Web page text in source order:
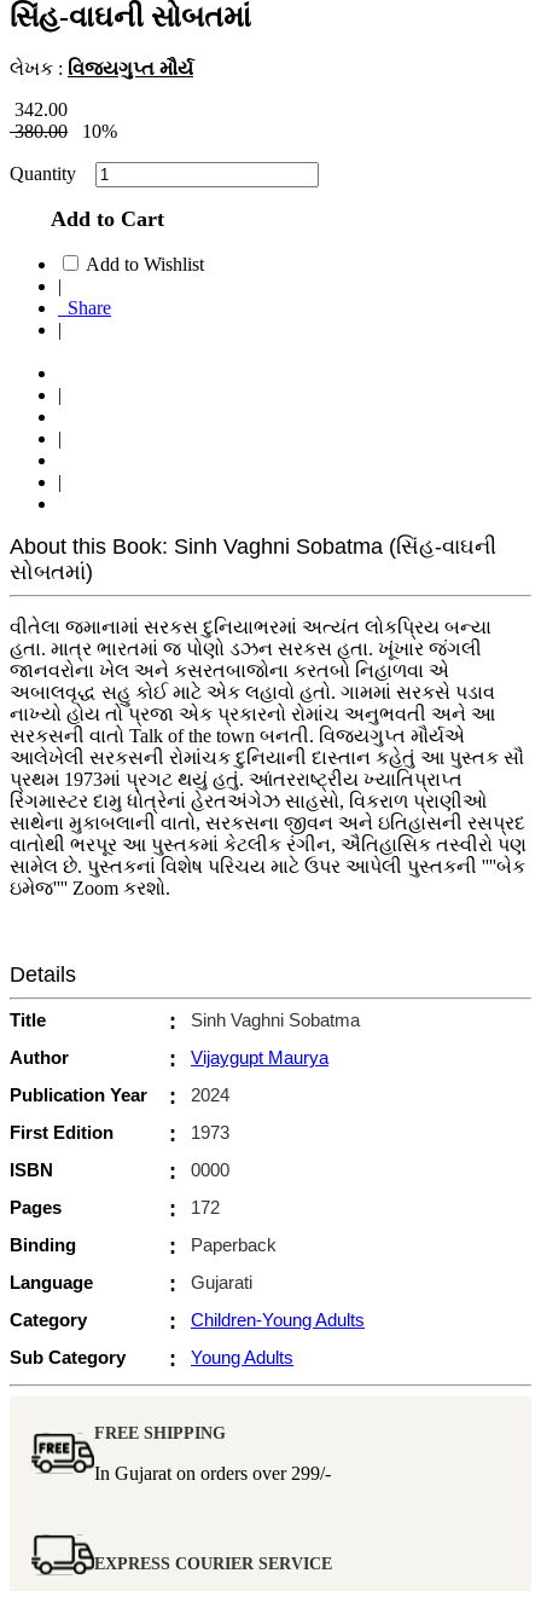
સિંહ-વાઘની સોબતમાં
લેખક : વિજયગુપ્ત મૌર્ય
342.00
380.00
10%
Quantity
Add to Cart
Add to Wishlist
|
Share
|
|
|
|
About this Book: Sinh Vaghni Sobatma (સિંહ-વાઘની
સોબતમાં)
વીતેલા જમાનામાં સરકસ દુનિયાભરમાં અત્યંત લોકપ્રિય બન્યા
હતા. માત્ર ભારતમાં જ પોણો ડઝન સરકસ હતા. ખૂંખાર જંગલી
જાનવરોના ખેલ અને કસરતબાજોના કરતબો નિહાળવા એ
અબાલવૃદ્ધ સહુ કોઈ માટે એક લહાવો હતો. ગામમાં સરકસે પડાવ
નાખ્યો હોય તો પ્રજા એક પ્રકારનો રોમાંચ અનુભવતી અને આ
સરકસની વાતો Talk of the town બનતી. વિજયગુપ્ત મૌર્યએ
આલેખેલી સરકસની રોમાંચક દુનિયાની દાસ્તાન કહેતું આ પુસ્તક સૌ
પ્રથમ 1973માં પ્રગટ થયું હતું. આંતરરાષ્ટ્રીય ખ્યાતિપ્રાપ્ત
રિંગમાસ્ટર દામુ ધોત્રેનાં હેરતઅંગેઝ સાહસો, વિકરાળ પ્રાણીઓ
સાથેના મુકાબલાની વાતો, સરકસના જીવન અને ઇતિહાસની રસપ્રદ
વાતોથી ભરપૂર આ પુસ્તકમાં કેટલીક રંગીન, ઐતિહાસિક તસ્વીરો પણ
સામેલ છે. પુસ્તકનાં વિશેષ પરિચય માટે ઉપર આપેલી પુસ્તકની ''''બેક
ઇમેજ'''' Zoom કરશો.
Details
Title :
Sinh Vaghni Sobatma
Author
:
Vijaygupt Maurya
Publication Year
:
2024
First Edition
:
1973
ISBN
:
0000
Pages
:
172
Binding
:
Paperback
Language
:
Gujarati
Category
:
Children-Young Adults
Sub Category
: Young Adults
FREE SHIPPING
In Gujarat on orders over 299/-
EXPRESS COURIER SERVICE